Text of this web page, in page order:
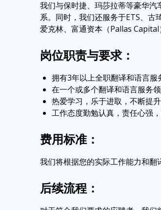
我们与保时捷、玛莎拉蒂等豪华
系。同时，我们还服务于ETS、古
爱克林、富通资本（Pallas
岗位职责与要求：
拥有3年以上全职翻译和语言服
在一个或多个翻译和语言服务
热爱学习，乐于进取，不断提升
工作态度勤勉认真，责任心强
费用标准 ：
我们将根据您的实际工作能力和翻
后续流程 ：